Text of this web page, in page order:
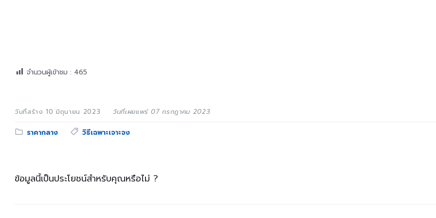
จำนวนผู้เข้าชม : 465
วันที่สร้าง 10 มิถุนายน 2023 วันที่เผยแพร่ 07 กรกฎาคม 2023
Category:
ราคากลาง Tags:
วิธีเฉพาะเจาะจง
ข้อมูลนี้เป็นประโยชน์สำหรับคุณหรือไม่ ?